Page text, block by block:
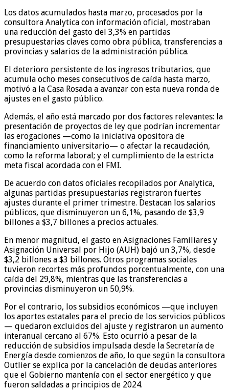
Los datos acumulados hasta marzo, procesados por la
consultora Analytica con información oficial, mostraban
una reducción del gasto del 3,3% en partidas
presupuestarias claves como obra pública, transferencias a
provincias y salarios de la administración pública.
El deterioro persistente de los ingresos tributarios, que
acumula ocho meses consecutivos de caída hasta marzo,
motivó a la Casa Rosada a avanzar con esta nueva ronda de
ajustes en el gasto público.
Además, el año está marcado por dos factores relevantes: la
presentación de proyectos de ley que podrían incrementar
las erogaciones —como la iniciativa opositora de
financiamiento universitario— o afectar la recaudación,
como la reforma laboral; y el cumplimiento de la estricta
meta fiscal acordada con el FMI.
De acuerdo con datos oficiales recopilados por Analytica,
algunas partidas presupuestarias registraron fuertes
ajustes durante el primer trimestre. Destacan los salarios
públicos, que disminuyeron un 6,1%, pasando de $3,9
billones a $3,7 billones a precios actuales.
En menor magnitud, el gasto en Asignaciones Familiares y
Asignación Universal por Hijo (AUH) bajó un 3,7%, desde
$3,2 billones a $3 billones. Otros programas sociales
tuvieron recortes más profundos porcentualmente, con una
caída del 29,8%, mientras que las transferencias a
provincias disminuyeron un 50,9%.
Por el contrario, los subsidios económicos —que incluyen
los aportes estatales para el precio de los servicios públicos
— quedaron excluidos del ajuste y registraron un aumento
interanual cercano al 67%. Esto ocurrió a pesar de la
reducción de subsidios impulsada desde la Secretaría de
Energía desde comienzos de año, lo que según la consultora
Outlier se explica por la cancelación de deudas anteriores
que el Gobierno mantenía con el sector energético y que
fueron saldadas a principios de 2024.